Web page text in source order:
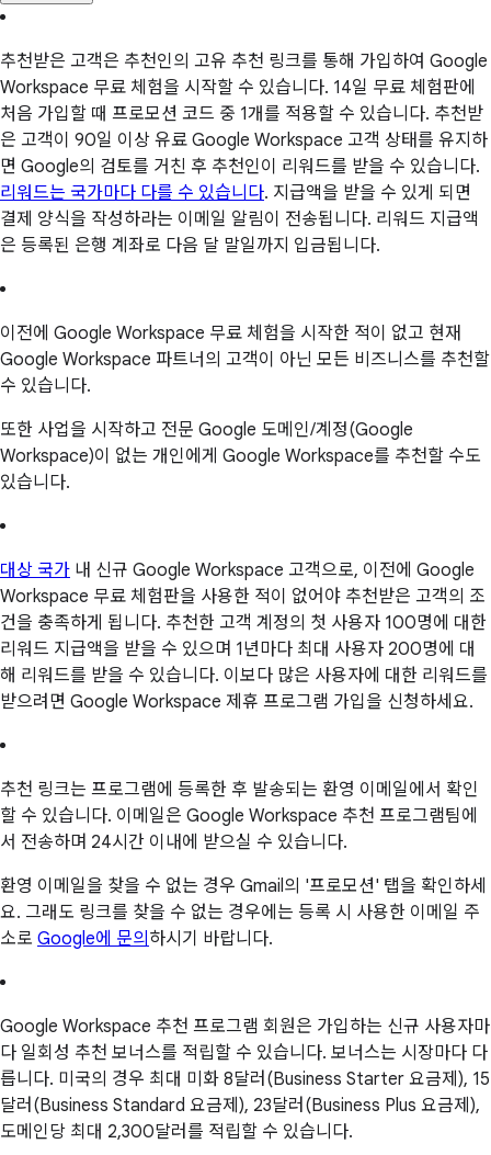
추천받은 고객은 추천인의 고유 추천 링크를 통해 가입하여 Google
Workspace 무료 체험을 시작할 수 있습니다. 14일 무료 체험판에
처음 가입할 때 프로모션 코드 중 1개를 적용할 수 있습니다. 추천받
은 고객이 90일 이상 유료 Google Workspace 고객 상태를 유지하
면 Google의 검토를 거친 후 추천인이 리워드를 받을 수 있습니다.
리워드는 국가마다 다를 수 있습니다. 지급액을 받을 수 있게 되면
결제 양식을 작성하라는 이메일 알림이 전송됩니다. 리워드 지급액
은 등록된 은행 계좌로 다음 달 말일까지 입금됩니다.
이전에 Google Workspace 무료 체험을 시작한 적이 없고 현재
Google Workspace 파트너의 고객이 아닌 모든 비즈니스를 추천할
수 있습니다.
또한 사업을 시작하고 전문 Google 도메인/계정(Google
Workspace)이 없는 개인에게 Google Workspace를 추천할 수도
있습니다.
대상 국가 내 신규 Google Workspace 고객으로, 이전에 Google
Workspace 무료 체험판을 사용한 적이 없어야 추천받은 고객의 조
건을 충족하게 됩니다. 추천한 고객 계정의 첫 사용자 100명에 대한
리워드 지급액을 받을 수 있으며 1년마다 최대 사용자 200명에 대
해 리워드를 받을 수 있습니다. 이보다 많은 사용자에 대한 리워드를
받으려면 Google Workspace 제휴 프로그램 가입을 신청하세요.
추천 링크는 프로그램에 등록한 후 발송되는 환영 이메일에서 확인
할 수 있습니다. 이메일은 Google Workspace 추천 프로그램팀에
서 전송하며 24시간 이내에 받으실 수 있습니다.
환영 이메일을 찾을 수 없는 경우 Gmail의 '프로모션' 탭을 확인하세
요. 그래도 링크를 찾을 수 없는 경우에는 등록 시 사용한 이메일 주
소로 Google에 문의 하시기 바랍니다.
Google Workspace 추천 프로그램 회원은 가입하는 신규 사용자마
다 일회성 추천 보너스를 적립할 수 있습니다. 보너스는 시장마다 다
릅니다. 미국의 경우 최대 미화 8달러(Business Starter 요금제), 15
달러(Business Standard 요금제), 23달러(Business Plus 요금제),
도메인당 최대 2,300달러를 적립할 수 있습니다.